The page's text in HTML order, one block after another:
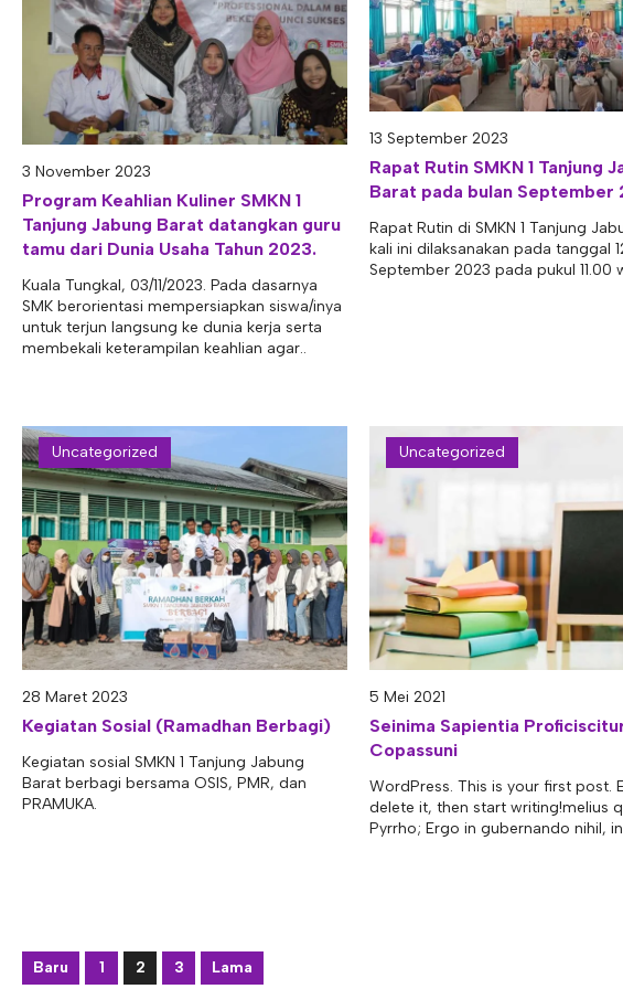
3 November 2023
Program Keahlian Kuliner SMKN 1
Tanjung Jabung Barat datangkan guru
tamu dari Dunia Usaha Tahun 2023.
Kuala Tungkal, 03/11/2023. Pada dasarnya
SMK berorientasi mempersiapkan siswa/inya
untuk terjun langsung ke dunia kerja serta
membekali keterampilan keahlian agar..
13 September 2023
Rapat Rutin SMKN 1 Tanjung
Barat pada bulan September
Rapat Rutin di SMKN 1 Tanjung
kali ini dilaksanakan pada tanggal
September 2023 pada pukul 11.00
Uncategorized
28 Maret 2023
Kegiatan Sosial (Ramadhan Berbagi)
Kegiatan sosial SMKN 1 Tanjung Jabung
Barat berbagi bersama OSIS, PMR, dan
PRAMUKA.
Uncategorized
5 Mei 2021
Seinima Sapientia
Copassuni
WordPress. This is your first post.
delete it, then start writing!melius
Pyrrho; Ergo in gubernando nihil,
Baru 1 2 3 Lama